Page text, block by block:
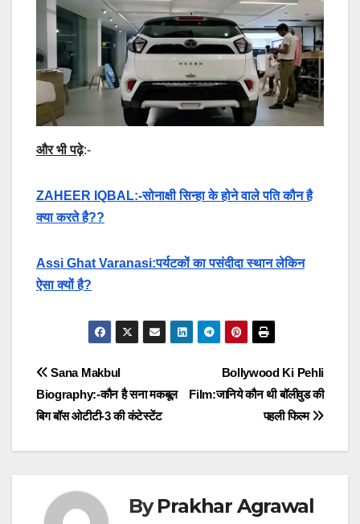
और भी पढ़े:-
ZAHEER IQBAL:-सोनाक्षी सिन्हा के होने वाले पति कौन है
क्या करते है??
Assi Ghat Varanasi:पर्यटकों का पसंदीदा स्थान लेकिन
ऐसा क्यों है?
Post
navigation
Bollywood Ki Pehli
Film:जानिये कौन थी बॉलीवुड की
पहली फिल्म
Sana Makbul
Biography:-कौन है सना मकबूल
बिग बॉस ओटीटी-3 की कंटेस्टेंट
ByPrakhar Agrawal